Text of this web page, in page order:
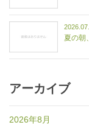
夏の朝
アーカイブ
2026年8月